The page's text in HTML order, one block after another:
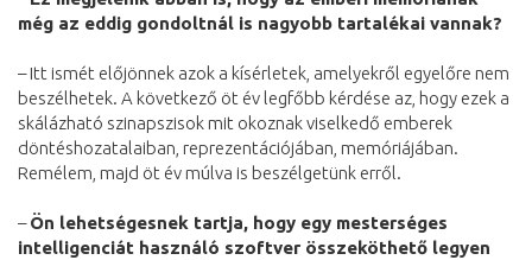
még az eddig gondoltnál is nagyobb tartalékai vannak?
– Itt ismét előjönnek azok a kísérletek, amelyekről egyelőre nem
beszélhetek. A következő öt év legfőbb kérdése az, hogy ezek a
skálázható szinapszisok mit okoznak viselkedő emberek
döntéshozatalaiban, reprezentációjában, memóriájában.
Remélem, majd öt év múlva is beszélgetünk erről.
–Ön lehetségesnek tartja, hogy egy mesterséges
intelligenciát használó szoftver összeköthető legyen